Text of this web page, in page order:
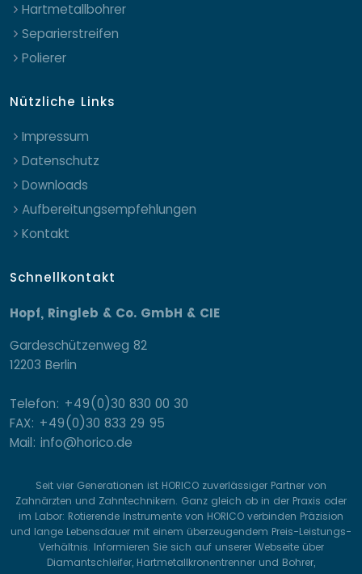
Hartmetallbohrer
Separierstreifen
Polierer
Nützliche Links
Impressum
Datenschutz
Downloads
Aufbereitungsempfehlungen
Kontakt
Schnellkontakt
Hopf, Ringleb & Co. GmbH & CIE
Gardeschützenweg 82
12203 Berlin
Telefon: +49(0)30 830 00 30
FAX: +49(0)30 833 29 95
Mail: info@horico.de
Seit vier Generationen ist HORICO zuverlässiger Partner von
Zahnärzten und Zahntechnikern. Ganz gleich ob in der Praxis oder
im Labor: Rotierende Instrumente von HORICO verbinden Präzision
und lange Lebensdauer mit einem überzeugendem Preis-Leistungs-
Verhältnis. Informieren Sie sich auf unserer Webseite über
Diamantschleifer, Hartmetallkronentrenner und Bohrer,